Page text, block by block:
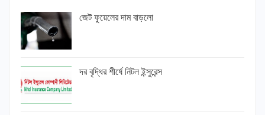
জেট ফুয়েলের দাম বাড়লো
দর বৃদ্ধির শীর্ষে নিটল ইন্সুরেন্স